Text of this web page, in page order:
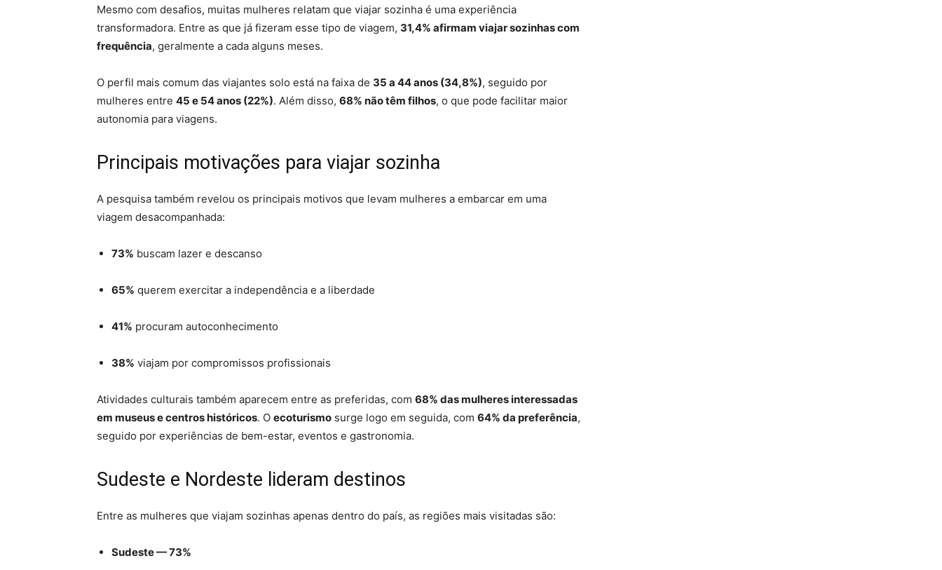
Mesmo com desafios, muitas mulheres relatam que viajar sozinha é uma experiência
transformadora. Entre as que já fizeram esse tipo de viagem, 31,4% afirmam viajar sozinhas com
frequência, geralmente a cada alguns meses.
O perfil mais comum das viajantes solo está na faixa de 35 a 44 anos (34,8%), seguido por
mulheres entre 45 e 54 anos (22%). Além disso, 68% não têm filhos, o que pode facilitar maior
autonomia para viagens.
Principais motivações para viajar sozinha
A pesquisa também revelou os principais motivos que levam mulheres a embarcar em uma
viagem desacompanhada:
73% buscam lazer e descanso
65% querem exercitar a independência e a liberdade
41% procuram autoconhecimento
38% viajam por compromissos profissionais
Atividades culturais também aparecem entre as preferidas, com 68% das mulheres interessadas
em museus e centros históricos. O ecoturismo surge logo em seguida, com 64% da preferência,
seguido por experiências de bem-estar, eventos e gastronomia.
Sudeste e Nordeste lideram destinos
Entre as mulheres que viajam sozinhas apenas dentro do país, as regiões mais visitadas são:
Sudeste — 73%